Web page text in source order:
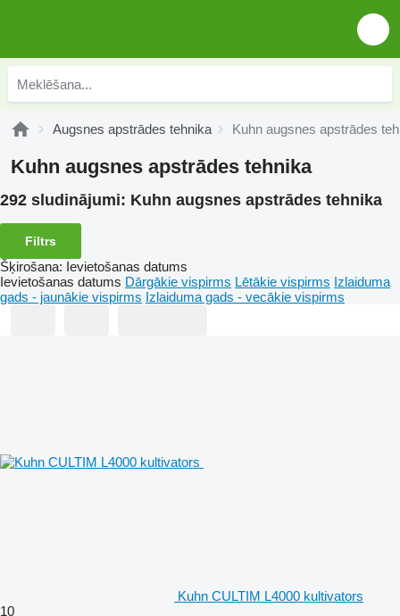
Augsnes apstrādes tehnika Kuhn augsnes apstrādes
Kuhn augsnes apstrādes tehnika
292 sludinājumi: Kuhn augsnes apstrādes tehnika
Filtrs
Šķirošana: Ievietošanas datums
Ievietošanas datums Dārgākie vispirms Lētākie vispirms Izlaiduma
gads - jaunākie vispirms Izlaiduma gads - vecākie vispirms
Kuhn CULTIM L4000 kultivators
10